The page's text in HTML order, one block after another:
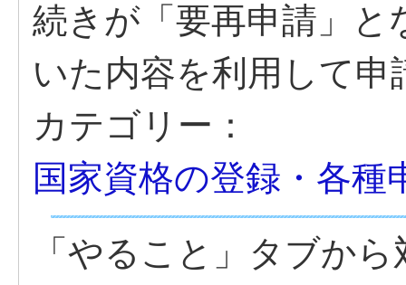
続きが「要再申請」と
いた内容を利用して申
カテゴリー：
国家資格の登録・各種
「やること」タブか